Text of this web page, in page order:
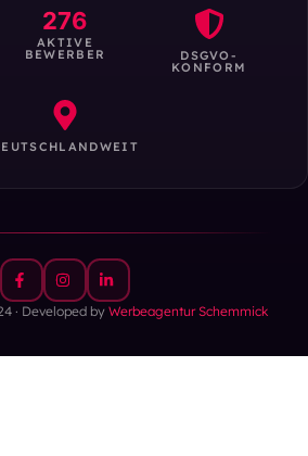
276
AKTIVE
BEWERBER DSGVO-
KONFORM
· Developed byWerbeagentur Schemmick